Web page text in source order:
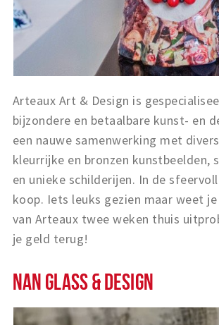
Arteaux Art & Design is
bijzondere en betaalbare kunst- en
een nauwe samenwerking met
kleurrijke en bronzen kunstbeelden,
en unieke schilderijen. In de
koop. Iets leuks gezien maar weet
van Arteaux twee weken thuis
je geld terug!
NAN GLASS & DESIGN